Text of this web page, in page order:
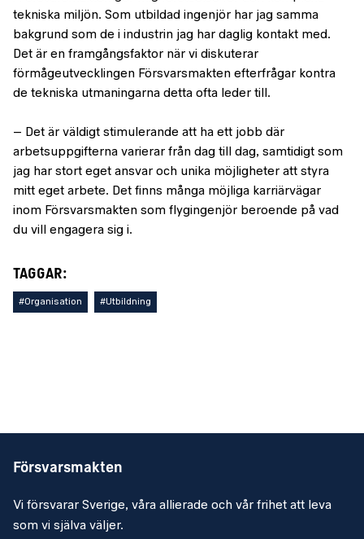
tekniska miljön. Som utbildad ingenjör har jag samma
bakgrund som de i industrin jag har daglig kontakt med.
Det är en framgångsfaktor när vi diskuterar
förmågeutvecklingen Försvarsmakten efterfrågar kontra
de tekniska utmaningarna detta ofta leder till.
– Det är väldigt stimulerande att ha ett jobb där
arbetsuppgifterna varierar från dag till dag, samtidigt som
jag har stort eget ansvar och unika möjligheter att styra
mitt eget arbete. Det finns många möjliga karriärvägar
inom Försvarsmakten som flygingenjör beroende på vad
du vill engagera sig i.
TAGGAR:
#Organisation #Utbildning
Försvarsmakten
Vi försvarar Sverige, våra allierade och vår frihet att leva
som vi själva väljer.